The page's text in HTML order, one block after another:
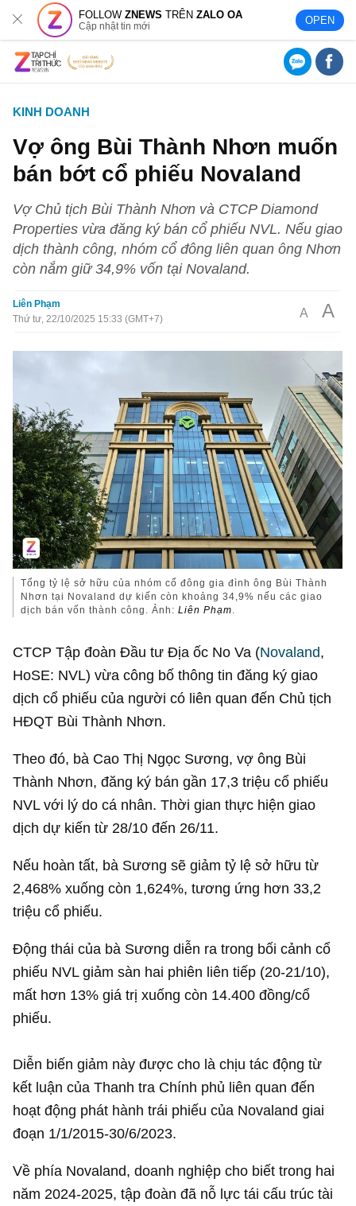
FOLLOWZNEWS TRÊNZALO OA
Cập nhật tin mới OPEN
KINH DOANH
Vợ ông Bùi Thành Nhơn muốn
bán bớt cổ phiếu Novaland
Vợ Chủ tịch Bùi Thành Nhơn và CTCP Diamond
Properties vừa đăng ký bán cổ phiếu NVL. Nếu giao
dịch thành công, nhóm cổ đông liên quan ông Nhơn
còn nắm giữ 34,9% vốn tại Novaland.
Liên Phạm
Thứ tư, 22/10/2025 15:33 (GMT+7)
A A
Tổng tỷ lệ sở hữu của nhóm cổ đông gia đình ông Bùi Thành
Nhơn tại Novaland dự kiến còn khoảng 34,9% nếu các giao
dịch bán vốn thành công. Ảnh:Liên Phạm.
CTCP Tập đoàn Đầu tư Địa ốc No Va (Novaland,
HoSE: NVL) vừa công bố thông tin đăng ký giao
dịch cổ phiếu của người có liên quan đến Chủ tịch
HĐQT Bùi Thành Nhơn.
Theo đó, bà Cao Thị Ngọc Sương, vợ ông Bùi
Thành Nhơn, đăng ký bán gần 17,3 triệu cổ phiếu
NVL với lý do cá nhân. Thời gian thực hiện giao
dịch dự kiến từ 28/10 đến 26/11.
Nếu hoàn tất, bà Sương sẽ giảm tỷ lệ sở hữu từ
2,468% xuống còn 1,624%, tương ứng hơn 33,2
triệu cổ phiếu.
Động thái của bà Sương diễn ra trong bối cảnh cổ
phiếu NVL giảm sàn hai phiên liên tiếp (20-21/10),
mất hơn 13% giá trị xuống còn 14.400 đồng/cổ
phiếu.
Diễn biến giảm này được cho là chịu tác động từ
kết luận của Thanh tra Chính phủ liên quan đến
hoạt động phát hành trái phiếu của Novaland giai
đoạn 1/1/2015-30/6/2023.
Về phía Novaland, doanh nghiệp cho biết trong hai
năm 2024-2025, tập đoàn đã nỗ lực tái cấu trúc tài